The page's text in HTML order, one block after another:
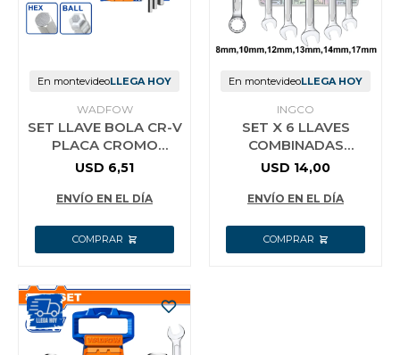
En montevideoLLEGA HOY
WADFOW
SET LLAVE BOLA CR-V
PLACA CROMO
WADFOW ALLEN
USD 6,51
ENVÍO EN EL DÍA
En montevideoLLEGA HOY
INGCO
SET X 6 LLAVES
COMBINADAS
HKSPA1068 INGCO
USD 14,00
ENVÍO EN EL DÍA